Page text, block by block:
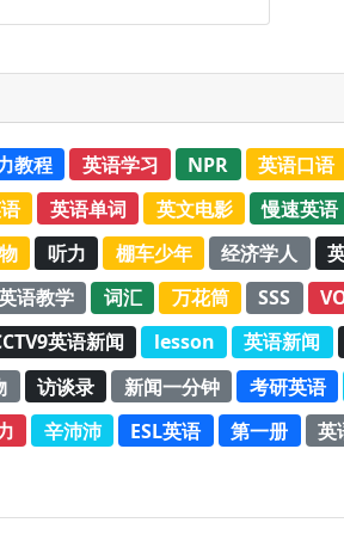
教程 英语学习 NPR 英语口语
英语单词 英文电影 慢速英语
听力 棚车少年 经济学人
语教学 词汇 万花筒 SSS
英语新闻 lesson 英语新闻
访谈录 新闻一分钟 考研英语
辛沛沛 ESL英语 第一册 英